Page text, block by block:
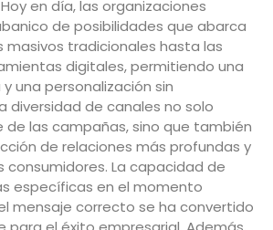
en día, las organizaciones
de posibilidades que abarca
masivos tradicionales hasta las
digitales, permitiendo una
una personalización sin
diversidad de canales no solo
de las campañas, sino que también
de relaciones más profundas y
consumidores. La capacidad de
específicas en el momento
mensaje correcto se ha convertido